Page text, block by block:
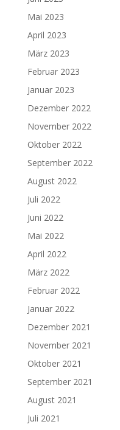
Mai 2023
April 2023
März 2023
Februar 2023
Januar 2023
Dezember 2022
November 2022
Oktober 2022
September 2022
August 2022
Juli 2022
Juni 2022
Mai 2022
April 2022
März 2022
Februar 2022
Januar 2022
Dezember 2021
November 2021
Oktober 2021
September 2021
August 2021
Juli 2021